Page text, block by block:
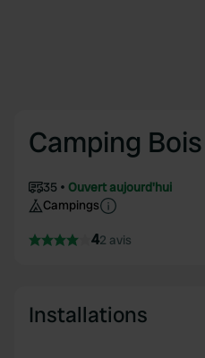
Camping
35
Ouvert aujourd'hui
Campings
42 avis
Installations